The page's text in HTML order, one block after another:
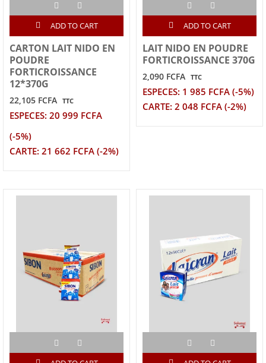
ADD TO CART
CARTON LAIT NIDO EN
POUDRE
FORTICROISSANCE
12*370G
22,105 FCFA TTC
ESPECES: 20 999 FCFA
(-5%)
CARTE: 21 662 FCFA (-2%)
ADD TO CART
LAIT NIDO EN POUDRE
FORTICROISSANCE 370G
2,090 FCFA TTC
ESPECES: 1 985 FCFA (-5%)
CARTE: 2 048 FCFA (-2%)